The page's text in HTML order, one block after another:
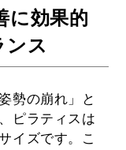
に効果的
ンス
勢の崩れ」と
ピラティスは
イズです。こ